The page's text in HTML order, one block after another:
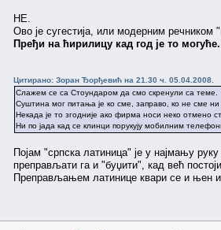
НЕ.
Ово је сугестија, или модерним речником
Пређи на ћирилицу кад год је то могуће.
Цитирано: Зоран Ђорђевић на 21.30 ч. 05.04.2008.
Слажем се са Стоундаром да смо скренули са теме.
Суштина мог питања је ко сме, заправо, ко не сме
Некада је то згодније ако фирма носи неко отмено
Ни по јада кад се клинци порукују мобилним
Појам "српска латиница" је у најмању
преправљати га и "буџити", кад већ
Преправљањем латинице квари се и њен